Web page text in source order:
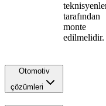
tarafından
monte
edilmelidir.
Otomotiv
çözümleri